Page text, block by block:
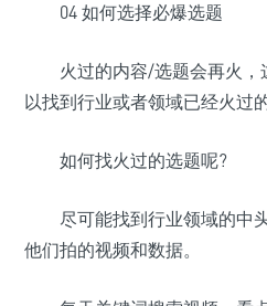
04 如何选择必爆选题
火过的内容/选题会再火，
以找到行业或者领域已经火过
如何找火过的选题呢?
尽可能找到行业领域的中
他们拍的视频和数据。